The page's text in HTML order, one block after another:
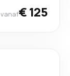
vanaf€ 125